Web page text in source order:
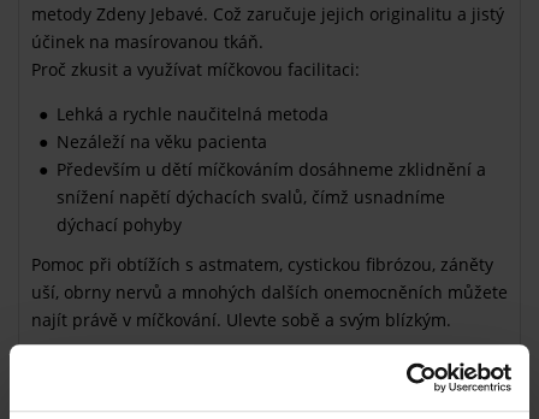
metody Zdeny Jebavé. Což zaručuje jejich originalitu a jistý
účinek na masírovanou tkáň.
Proč zkusit a využívat míčkovou facilitaci:
Lehká a rychle naučitelná metoda
Nezáleží na věku pacienta
Především u dětí míčkováním dosáhneme zklidnění a
snížení napětí dýchacích svalů, čímž usnadníme
dýchací pohyby
Pomoc při obtížích s astmatem, cystickou fibrózou, záněty
uší, obrny nervů a mnohých dalších onemocněních můžete
najít právě v míčkování. Ulevte sobě a svým blízkým.
Pomocí komprese a následnému snížení tlaku na tkáň